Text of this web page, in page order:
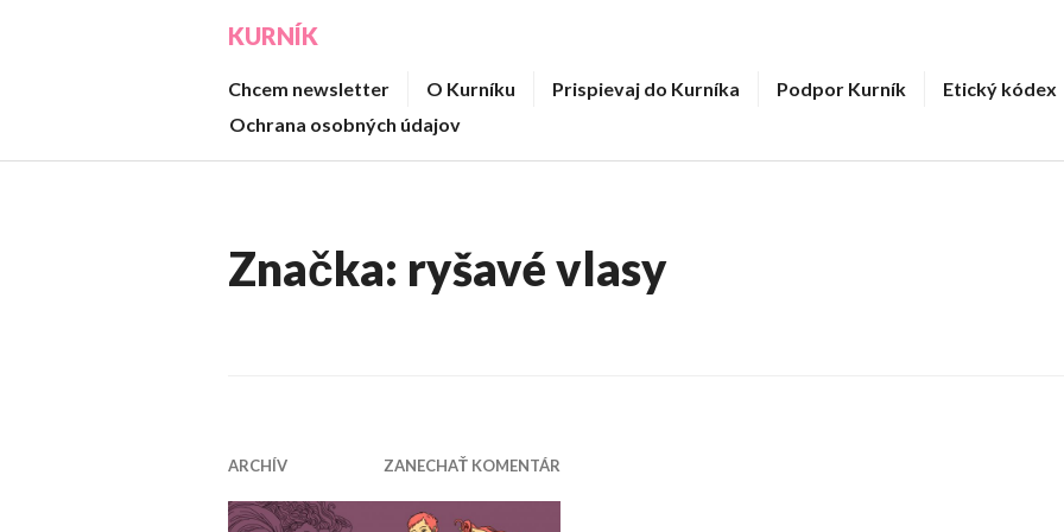
KURNÍK
Chcem newsletter O Kurníku Prispievaj do Kurníka Podpor Kurník
Etický kódex
Ochrana osobných údajov
Značka: ryšavé vlasy
ARCHÍV ZANECHAŤ KOMENTÁR